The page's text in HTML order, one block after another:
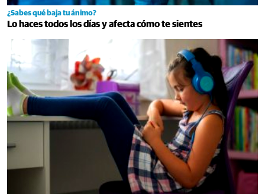
¿Sabes qué baja tu ánimo?
Lo haces todos los días y afecta cómo te sientes